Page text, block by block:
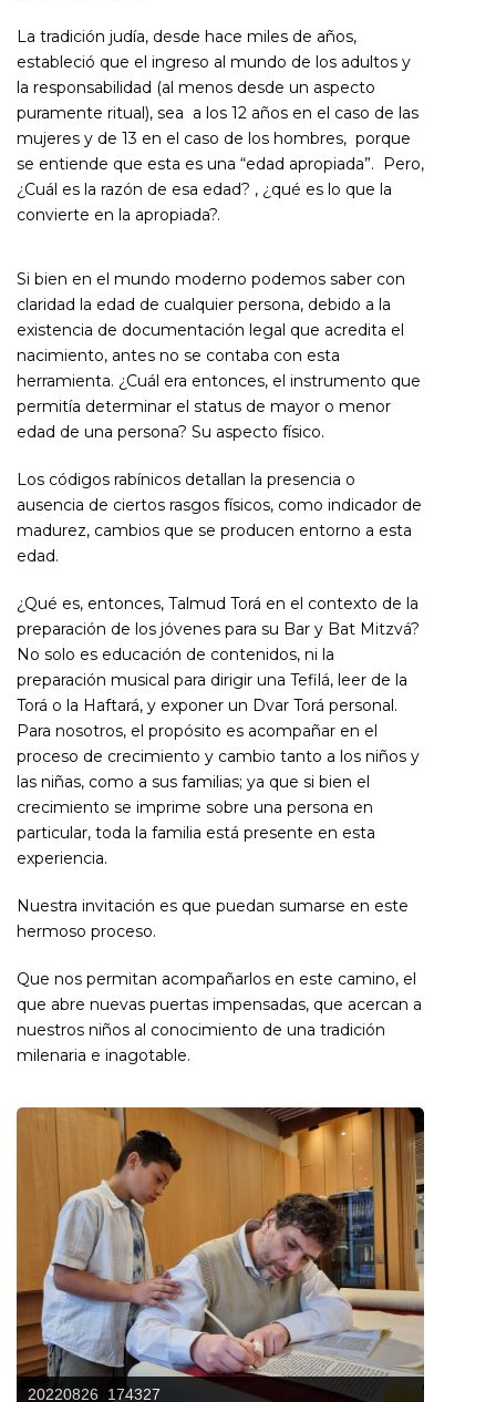
La tradición judía, desde hace miles de años,
estableció que el ingreso al mundo de los adultos y
la responsabilidad (al menos desde un aspecto
puramente ritual), sea a los 12 años en el caso de las
mujeres y de 13 en el caso de los hombres, porque
se entiende que esta es una “edad apropiada”. Pero,
¿Cuál es la razón de esa edad? , ¿qué es lo que la
convierte en la apropiada?.
Si bien en el mundo moderno podemos saber con
claridad la edad de cualquier persona, debido a la
existencia de documentación legal que acredita el
nacimiento, antes no se contaba con esta
herramienta. ¿Cuál era entonces, el instrumento que
permitía determinar el status de mayor o menor
edad de una persona? Su aspecto físico.
Los códigos rabínicos detallan la presencia o
ausencia de ciertos rasgos físicos, como indicador de
madurez, cambios que se producen entorno a esta
edad.
¿Qué es, entonces, Talmud Torá en el contexto de la
preparación de los jóvenes para su Bar y Bat Mitzvá?
No solo es educación de contenidos, ni la
preparación musical para dirigir una Tefilá, leer de la
Torá o la Haftará, y exponer un Dvar Torá personal.
Para nosotros, el propósito es acompañar en el
proceso de crecimiento y cambio tanto a los niños y
las niñas, como a sus familias; ya que si bien el
crecimiento se imprime sobre una persona en
particular, toda la familia está presente en esta
experiencia.
Nuestra invitación es que puedan sumarse en este
hermoso proceso.
Que nos permitan acompañarlos en este camino, el
que abre nuevas puertas impensadas, que acercan a
nuestros niños al conocimiento de una tradición
milenaria e inagotable.
20220826_174327